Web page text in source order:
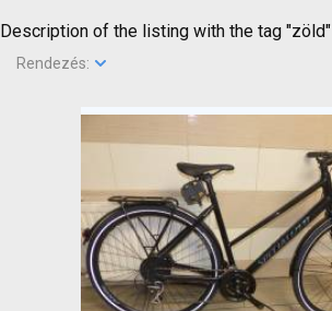
Description of the listing with the tag "zöld"
Rendezés: